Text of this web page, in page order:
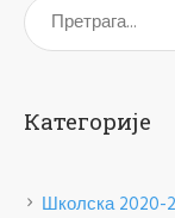
Категорије
Школска 2020-